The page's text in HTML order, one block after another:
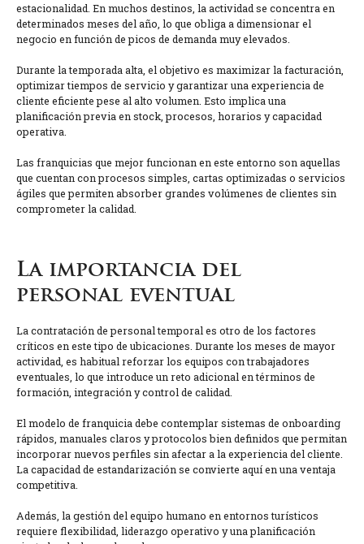
estacionalidad. En muchos destinos, la actividad se concentra en
determinados meses del año, lo que obliga a dimensionar el
negocio en función de picos de demanda muy elevados.
Durante la temporada alta, el objetivo es maximizar la facturación,
optimizar tiempos de servicio y garantizar una experiencia de
cliente eficiente pese al alto volumen. Esto implica una
planificación previa en stock, procesos, horarios y capacidad
operativa.
Las franquicias que mejor funcionan en este entorno son aquellas
que cuentan con procesos simples, cartas optimizadas o servicios
ágiles que permiten absorber grandes volúmenes de clientes sin
comprometer la calidad.
La importancia del
personal eventual
La contratación de personal temporal es otro de los factores
críticos en este tipo de ubicaciones. Durante los meses de mayor
actividad, es habitual reforzar los equipos con trabajadores
eventuales, lo que introduce un reto adicional en términos de
formación, integración y control de calidad.
El modelo de franquicia debe contemplar sistemas de onboarding
rápidos, manuales claros y protocolos bien definidos que permitan
incorporar nuevos perfiles sin afectar a la experiencia del cliente.
La capacidad de estandarización se convierte aquí en una ventaja
competitiva.
Además, la gestión del equipo humano en entornos turísticos
requiere flexibilidad, liderazgo operativo y una planificación